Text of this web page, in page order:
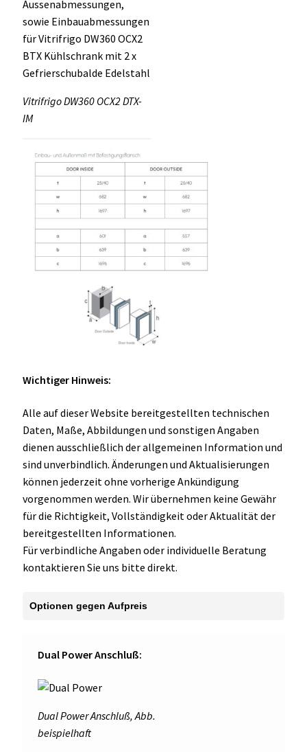
Vitrifrigo DW360 OCX2 DTX-
IM
Wichtiger Hinweis:
Alle auf dieser Website bereitgestellten technischen
Daten, Maße, Abbildungen und sonstigen Angaben
dienen ausschließlich der allgemeinen Information und
sind unverbindlich. Änderungen und Aktualisierungen
können jederzeit ohne vorherige Ankündigung
vorgenommen werden. Wir übernehmen keine Gewähr
für die Richtigkeit, Vollständigkeit oder Aktualität der
bereitgestellten Informationen.
Für verbindliche Angaben oder individuelle Beratung
kontaktieren Sie uns bitte direkt.
Optionen gegen Aufpreis
Dual Power Anschluß:
Dual Power Anschluß, Abb.
beispielhaft